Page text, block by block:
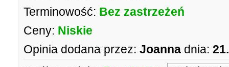
Terminowość: Bez zastrzeżeń
Ceny: Niskie
Opinia dodana przez: Joanna dnia: